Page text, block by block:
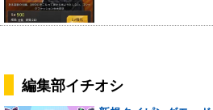
編集部イチオシ